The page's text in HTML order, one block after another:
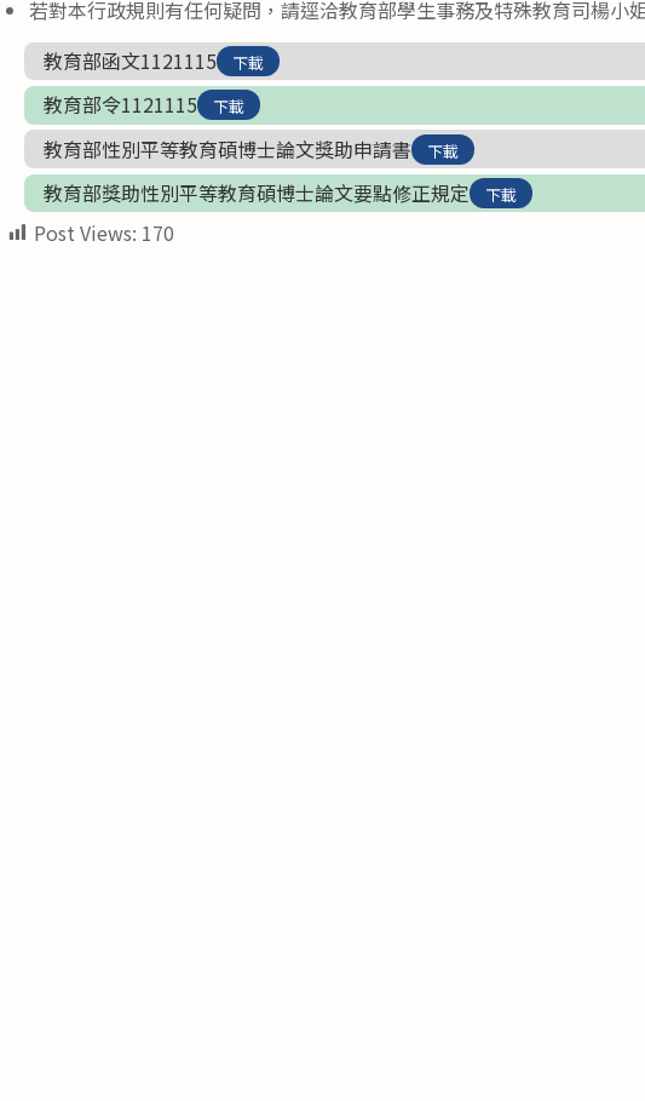
若對本行政規則有任何疑問，請逕洽教育部學生事務及特殊教育司楊小
教育部函文1121115
下載
教育部令1121115 下載
教育部性別平等教育碩博士論文獎助申請書 下載
教育部獎助性別平等教育碩博士論文要點修正規定 下載
Post Views: 170